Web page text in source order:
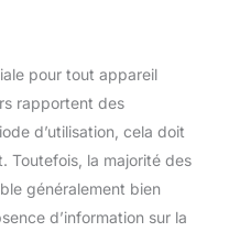
en termes de
et est
pour durer des
【Technologies
renforcées】
carte de
imprimé de haute
pour tout appareil
rapportent des
d’utilisation, cela doit
Toutefois, la majorité des
généralement bien
d’information sur la